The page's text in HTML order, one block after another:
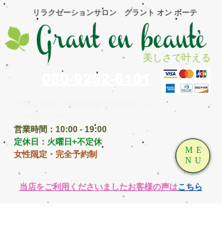
​リラクゼーションサロン グラント オン ボーテ
美しさで叶える
​当店をご利用くださいましたお客様の声はこちら
〒994-0003 山形県天童市柏木町1-8-4
営業時間：10:00 - 19:00
​定休日：火曜日+不定休
女性限定・完全予約制
ME
NU